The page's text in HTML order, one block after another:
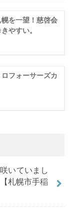
を一望！慈啓会
やすい。
フォーサーズカ
いていまし
札幌市手稲